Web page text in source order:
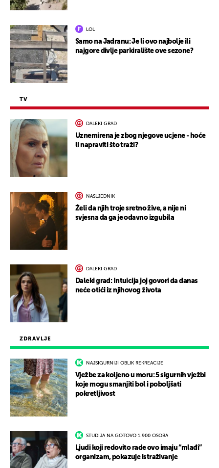
ZDRAVLJE
NAJSIGURNIJI OBLIK REKREACIJE
Vježbe za koljeno u moru: 5 sigurnih vježbi
koje mogu smanjiti bol i poboljšati
pokretljivost
STUDIJA NA GOTOVO 1.900 OSOBA
Ljudi koji redovito rade ovo imaju “mlađi”
organizam, pokazuje istraživanje
LOL
Samo na Jadranu: Je li ovo najbolje ili
najgore divlje parkiralište ove sezone?
TV
DALEKI GRAD
Uznemirena je zbog njegove ucjene - hoće
li napraviti što traži?
NASLJEDNIK
Želi da njih troje sretno žive, a nije ni
svjesna da ga je odavno izgubila
DALEKI GRAD
Daleki grad: Intuicija joj govori da danas
neće otići iz njihovog života